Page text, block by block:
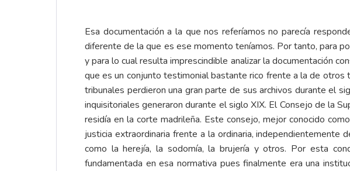
Esa documentación a la que nos referíamos no parecía
diferente de la que es ese momento teníamos. Por tanto, para
y para lo cual resulta imprescindible analizar la documentación
que es un conjunto testimonial bastante rico frente a la de
tribunales perdieron una gran parte de sus archivos durante el
inquisitoriales generaron durante el siglo XIX. El Consejo de la
residía en la corte madrileña. Este consejo, mejor conocido
justicia extraordinaria frente a la ordinaria,
como la herejía, la sodomía, la brujería y otros. Por esta
fundamentada en esa normativa pues finalmente era una